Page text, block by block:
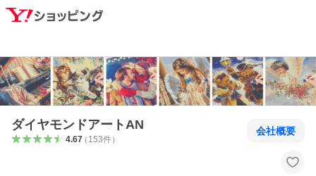
ダイヤモンドアートAN
4.67（ 153件）
会社概要